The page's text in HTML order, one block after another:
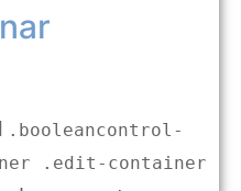
.booleancontrol-
.edit-container